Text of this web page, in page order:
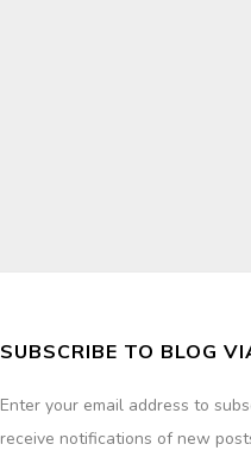
SUBSCRIBE TO BLOG
Enter your email address to
receive notifications of new